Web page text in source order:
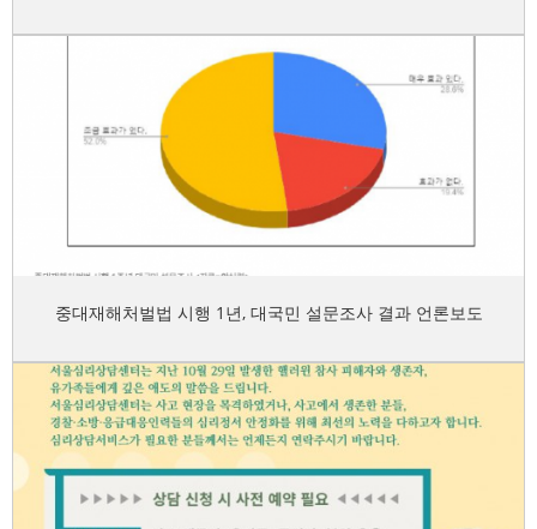
중대재해처벌법 시행 1년, 대국민 설문조사 결과 언론보도